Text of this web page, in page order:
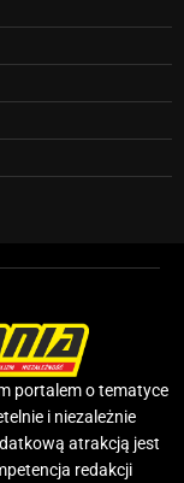
portalem o tematyce
i niezależnie
atrakcją jest
redakcji